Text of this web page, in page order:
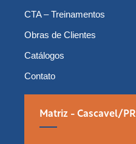
CTA – Treinamentos
Obras de Clientes
Catálogos
Contato
Matriz - Cascavel/PR